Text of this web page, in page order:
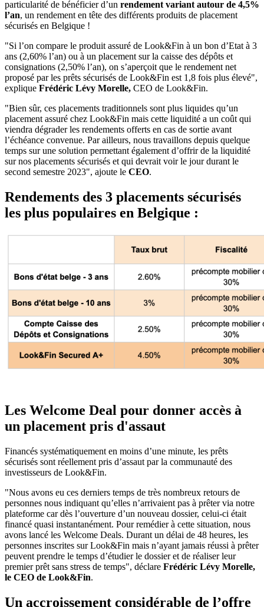
particularité de bénéficier d’un rendement variant autour de 4,5%
l’an, un rendement en tête des différents produits de placement
sécurisés en Belgique !
"Si l’on compare le produit assuré de Look&Fin à un bon d’Etat à 3
ans (2,60% l’an) ou à un placement sur la caisse des dépôts et
consignations (2,50% l’an), on s’aperçoit que le rendement net
proposé par les prêts sécurisés de Look&Fin est 1,8 fois plus élevé",
explique Frédéric Lévy Morelle, CEO de Look&Fin.
"Bien sûr, ces placements traditionnels sont plus liquides qu’un
placement assuré chez Look&Fin mais cette liquidité a un coût qui
viendra dégrader les rendements offerts en cas de sortie avant
l’échéance convenue. Par ailleurs, nous travaillons depuis quelque
temps sur une solution permettant également d’offrir de la liquidité
sur nos placements sécurisés et qui devrait voir le jour durant le
second semestre 2023", ajoute le CEO.
Rendements des 3 placements sécurisés
les plus populaires en Belgique :
Les Welcome Deal pour donner accès à
un placement pris d'assaut
Financés systématiquement en moins d’une minute, les prêts
sécurisés sont réellement pris d’assaut par la communauté des
investisseurs de Look&Fin.
"Nous avons eu ces derniers temps de très nombreux retours de
personnes nous indiquant qu’elles n’arrivaient pas à prêter via notre
plateforme car dès l’ouverture d’un nouveau dossier, celui-ci était
financé quasi instantanément. Pour remédier à cette situation, nous
avons lancé les Welcome Deals. Durant un délai de 48 heures, les
personnes inscrites sur Look&Fin mais n’ayant jamais réussi à prêter
peuvent prendre le temps d’étudier le dossier et de réaliser leur
premier prêt sans stress de temps", déclare Frédéric Lévy Morelle,
le CEO de Look&Fin.
Un accroissement considérable de l’offre